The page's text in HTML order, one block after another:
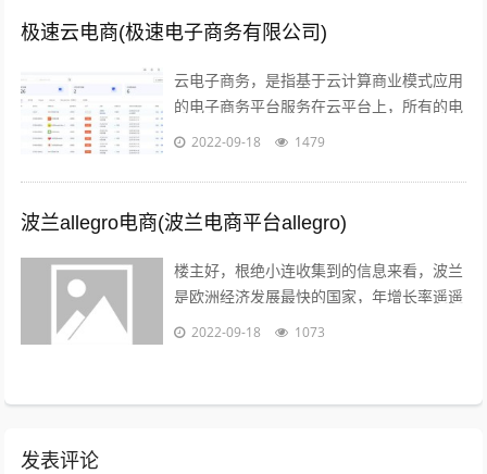
极速云电商(极速电子商务有限公司)
云电子商务，是指基于云计算商业模式应用
的电子商务平台服务在云平台上，所有的电
子商务供应商，代理商，策划服务商，制作
2022-09-18 1479
波兰allegro电商(波兰电商平台allegro)
楼主好，根绝小连收集到的信息来看，波兰
是欧洲经济发展最快的国家，年增长率遥遥
领先英法德目前，波兰拥有大约2000万的
2022-09-18 1073
发表评论